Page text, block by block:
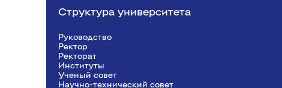
Структура университета
Руководство
Ректор
Рeкторат
Институты
Ученый совет
Научно-технический совет